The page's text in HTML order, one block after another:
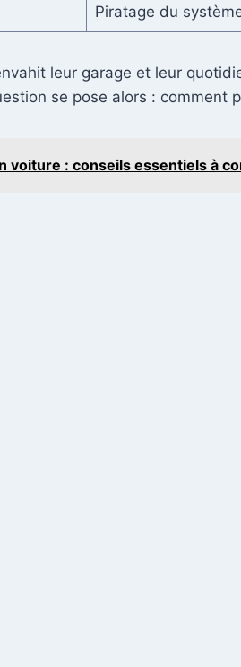
Piratage du
leur garage et leur
se pose alors : comment
voiture : conseils essentiels à